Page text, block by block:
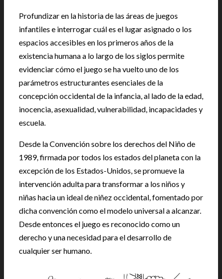
Profundizar en la historia de las áreas de juegos
infantiles e interrogar cuál es el lugar asignado o los
espacios accesibles en los primeros años de la
existencia humana a lo largo de los siglos permite
evidenciar cómo el juego se ha vuelto uno de los
parámetros estructurantes esenciales de la
concepción occidental de la infancia, al lado de la edad,
inocencia, asexualidad, vulnerabilidad, incapacidades y
escuela.
Desde la Convención sobre los derechos del Niño de
1989, firmada por todos los estados del planeta con la
excepción de los Estados-Unidos, se promueve la
intervención adulta para transformar a los niños y
niñas hacia un ideal de niñez occidental, fomentado por
dicha convención como el modelo universal a alcanzar.
Desde entonces el juego es reconocido como un
derecho y una necesidad para el desarrollo de
cualquier ser humano.